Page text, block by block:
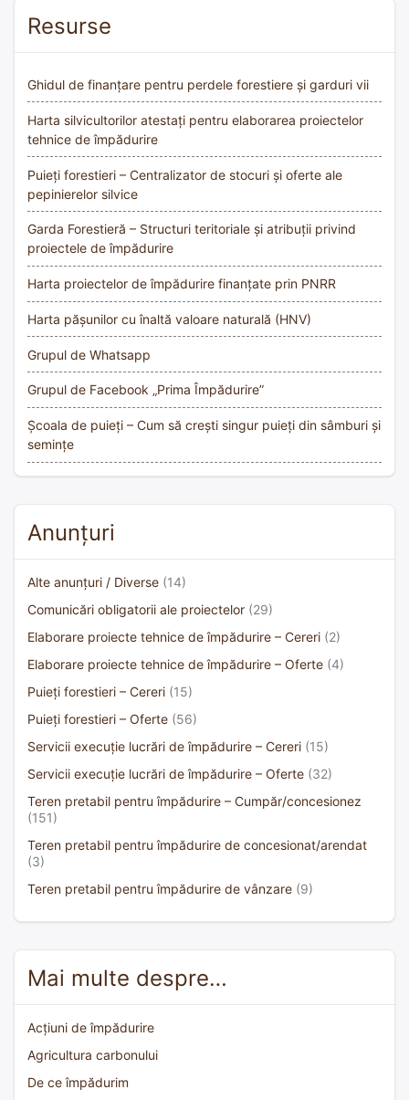
Resurse
Ghidul de finanțare pentru perdele forestiere și garduri vii
Harta silvicultorilor atestați pentru elaborarea proiectelor
tehnice de împădurire
Puieți forestieri – Centralizator de stocuri și oferte ale
pepinierelor silvice
Garda Forestieră – Structuri teritoriale și atribuții privind
proiectele de împădurire
Harta proiectelor de împădurire finanțate prin PNRR
Harta pășunilor cu înaltă valoare naturală (HNV)
Grupul de Whatsapp
Grupul de Facebook „Prima Împădurire”
Școala de puieți – Cum să crești singur puieți din sâmburi și
semințe
Anunțuri
Alte anunțuri / Diverse (14)
Comunicări obligatorii ale proiectelor (29)
Elaborare proiecte tehnice de împădurire – Cereri (2)
Elaborare proiecte tehnice de împădurire – Oferte (4)
Puieți forestieri – Cereri (15)
Puieți forestieri – Oferte (56)
Servicii execuție lucrări de împădurire – Cereri (15)
Servicii execuție lucrări de împădurire – Oferte (32)
Teren pretabil pentru împădurire – Cumpăr/concesionez
(151)
Teren pretabil pentru împădurire de concesionat/arendat
(3)
Teren pretabil pentru împădurire de vânzare (9)
Mai multe despre…
Acțiuni de împădurire
Agricultura carbonului
De ce împădurim